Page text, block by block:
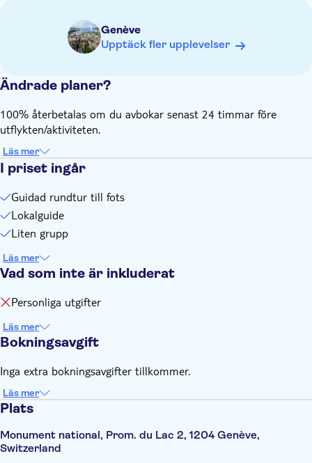
Stops may vary depending on weather conditions
This is a walking tour showcasing city highlights and does
not include entry tickets to public transportation,
The experience starts on time and for organisational reasons
there can be no waiting
Genève
Upptäck fler upplevelser
Ändrade planer?
100% återbetalas om du avbokar senast 24 timmar före
utflykten/aktiviteten.
Läs mer
I priset ingår
Guidad rundtur till fots
Lokalguide
Liten grupp
Läs mer
Vad som inte är inkluderat
Personliga utgifter
Läs mer
Bokningsavgift
Inga extra bokningsavgifter tillkommer.
Läs mer
Plats
Monument national, Prom. du Lac 2, 1204 Genève,
Switzerland